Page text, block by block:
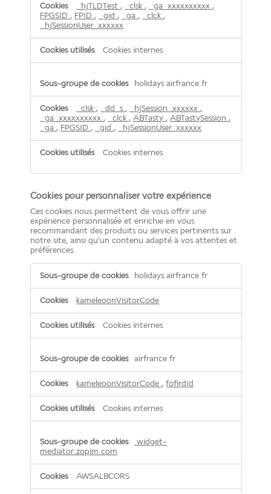
_hjTLDTest , _clsk , _ga_xxxxxxxxxx ,
FPGSID , FPID , _gid , _ga , _clck ,
_hjSessionUser_xxxxxx
Cookies internes
holidays.airfrance.fr
_clsk , _dd_s , _hjSession_xxxxxx ,
_ga_xxxxxxxxxx , _clck ,ABTasty ,ABTastySession ,
_ga , FPGSID , _gid , _hjSessionUser_xxxxxx
Cookies internes
Cookies pour personnaliser votre expérience
Ces cookies nous permettent de vous offrir une
expérience personnalisée et enrichie en vous
recommandant des produits ou services pertinents sur
notre site, ainsi qu'un contenu adapté à vos attentes et
préférences.
Cookies
pour
personnaliser
votre
holidays.airfrance.fr
kameleoonVisitorCode
Cookies internes
airfrance.fr
kameleoonVisitorCode ,fofirdId
Cookies internes
widget-
mediator.zopim.com
AWSALBCORS